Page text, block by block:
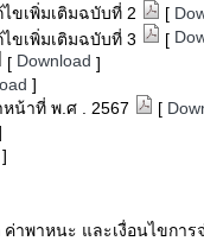
ขเพิ่มเติมฉบับที่ 2 [
ขเพิ่มเติมฉบับที่ 3 [
[ Download ]
]
หน้าที่ พ.ศ . 2567
[
]
าพาหนะ และเงื่อนไขกา